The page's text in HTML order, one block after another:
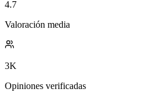
4.7
Valoración media
3K
Opiniones verificadas